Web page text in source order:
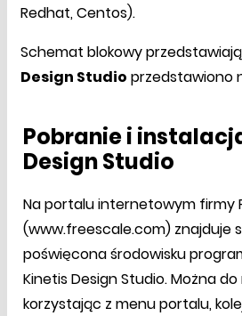
Redhat, Centos).
Schemat blokowy
Design Studio przedstawiono
Pobranie i
Design Studio
Na portalu internetowym firmy
(www.freescale.com) znajduje
poświęcona środowisku
Kinetis Design Studio. Można
korzystając z menu portalu,